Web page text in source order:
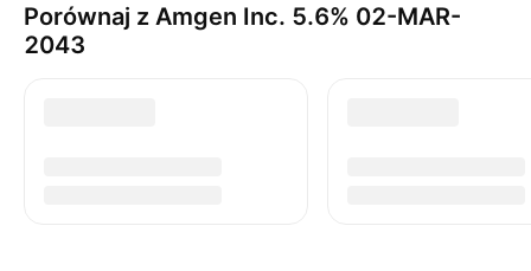
Porównaj z Amgen Inc. 5.6% 02-MAR-
2043